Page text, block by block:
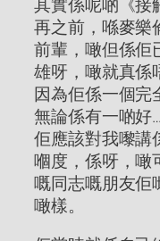
其實係呢啲《接
再之前，喺麥樂
前輩，噉但係佢
雄呀，噉就真係
因為佢係一個完
無論係有一啲好
佢應該對我嚟講
嗰度，係呀，噉
嘅同志嘅朋友佢
噉樣。